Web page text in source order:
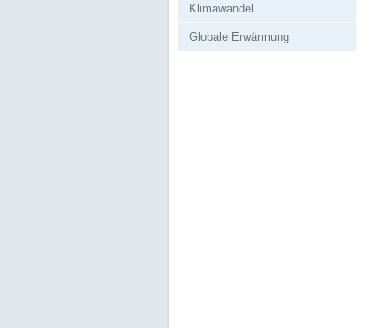
Klimawandel
Globale Erwärmung